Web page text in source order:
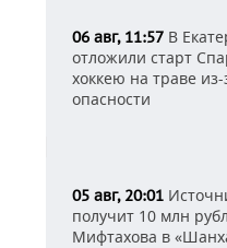
06 авг, 11:57 В
отложили старт
хоккею на траве
опасности
05 авг, 20:01
получит 10 млн
Мифтахова в